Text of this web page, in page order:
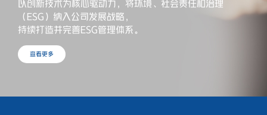
以创新技术为核心驱动力，将环境、社会责任和治理
（ESG）纳入公司发展战略，
持续打造并完善ESG管理体系。
查看更多